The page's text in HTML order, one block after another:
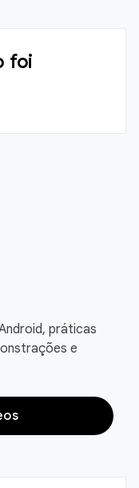
foi
práticas
e